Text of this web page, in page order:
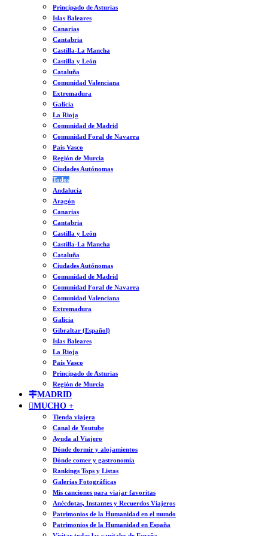
Principado de Asturias
Islas Baleares
Canarias
Cantabria
Castilla-La Mancha
Castilla y León
Cataluña
Comunidad Valenciana
Extremadura
Galicia
La Rioja
Comunidad de Madrid
Comunidad Foral de Navarra
País Vasco
Región de Murcia
Ciudades Autónomas
Todos
Andalucía
Aragón
Canarias
Cantabria
Castilla y León
Castilla-La Mancha
Cataluña
Ciudades Autónomas
Comunidad de Madrid
Comunidad Foral de Navarra
Comunidad Valenciana
Extremadura
Galicia
Gibraltar (Español)
Islas Baleares
La Rioja
País Vasco
Principado de Asturias
Región de Murcia
MADRID
MUCHO +
Tienda viajera
Canal de Youtube
Ayuda al Viajero
Dónde dormir y alojamientos
Dónde comer y gastronomía
Rankings Tops y Listas
Galerías Fotográficas
Mis canciones para viajar favoritas
Anécdotas, Instantes y Recuerdos Viajeros
Patrimonios de la Humanidad en el mundo
Patrimonios de la Humanidad en España